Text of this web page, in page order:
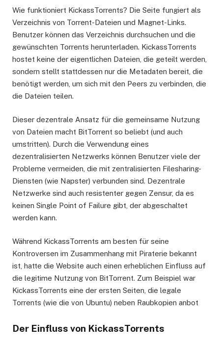
Wie funktioniert KickassTorrents? Die Seite fungiert als
Verzeichnis von Torrent-Dateien und Magnet-Links.
Benutzer können das Verzeichnis durchsuchen und die
gewünschten Torrents herunterladen. KickassTorrents
hostet keine der eigentlichen Dateien, die geteilt werden,
sondern stellt stattdessen nur die Metadaten bereit, die
benötigt werden, um sich mit den Peers zu verbinden, die
die Dateien teilen.
Dieser dezentrale Ansatz für die gemeinsame Nutzung
von Dateien macht BitTorrent so beliebt (und auch
umstritten). Durch die Verwendung eines
dezentralisierten Netzwerks können Benutzer viele der
Probleme vermeiden, die mit zentralisierten Filesharing-
Diensten (wie Napster) verbunden sind. Dezentrale
Netzwerke sind auch resistenter gegen Zensur, da es
keinen Single Point of Failure gibt, der abgeschaltet
werden kann.
Während KickassTorrents am besten für seine
Kontroversen im Zusammenhang mit Piraterie bekannt
ist, hatte die Website auch einen erheblichen Einfluss auf
die legitime Nutzung von BitTorrent. Zum Beispiel war
KickassTorrents eine der ersten Seiten, die legale
Torrents (wie die von Ubuntu) neben Raubkopien anbot
Der Einfluss von KickassTorrents